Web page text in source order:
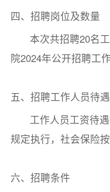
四、招聘岗位及数量
本次共招聘20名
院2024年公开招聘工
五、招聘工作人员待遇
工作人员工资待
规定执行，社会保险
六、招聘条件